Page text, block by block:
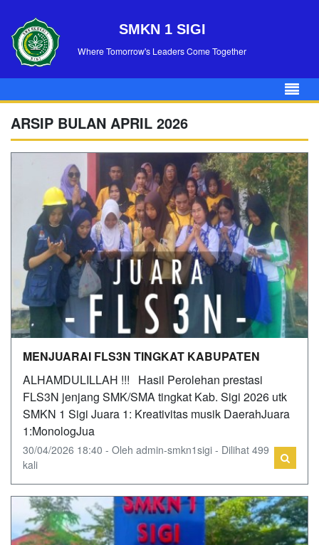
SMKN 1 SIGI
Where Tomorrow's Leaders Come Together
ARSIP BULAN APRIL 2026
MENJUARAI FLS3N TINGKAT KABUPATEN
ALHAMDULILLAH !!! Hasil Perolehan prestasi
FLS3N jenjang SMK/SMA tingkat Kab. Sigi 2026 utk
SMKN 1 Sigi Juara 1: Kreativitas musik DaerahJuara
1:MonologJua
30/04/2026 18:40 - Oleh admin-smkn1sigi - Dilihat 499
kali